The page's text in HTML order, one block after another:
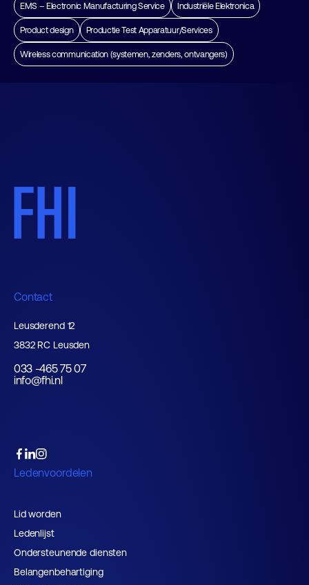
EMS – Electronic Manufacturing Service Industriële Elektronica
Product design Productie Test Apparatuur/Services
Wireless communication (systemen, zenders, ontvangers)
Contact
Leusderend 12
3832 RC Leusden
033 -465 75 07
info@fhi.nl
Ledenvoordelen
Lid worden
Ledenlijst
Ondersteunende diensten
Belangenbehartiging